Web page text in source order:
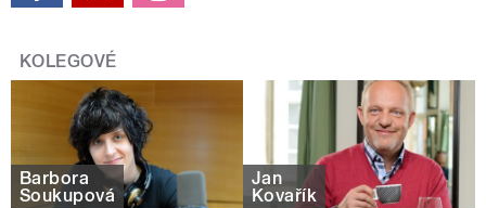
KOLEGOVÉ
Barbora
Soukupová
Jan
Kovařík